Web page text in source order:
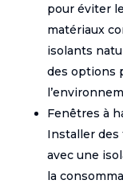
pour éviter
matériaux
isolants
des options
Fenêtres à
Installer des
avec une
la